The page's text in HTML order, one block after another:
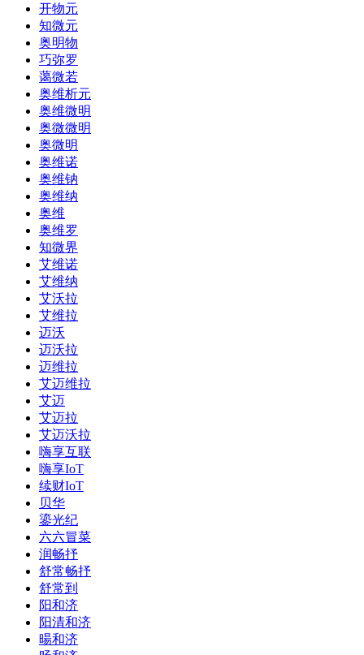
开物元
知微元
奥明物
巧弥罗
蔼微若
奥维析元
奥维微明
奥微微明
奥微明
奥维诺
奥维钠
奥维纳
奥维
奥维罗
知微界
艾维诺
艾维纳
艾沃拉
艾维拉
迈沃
迈沃拉
迈维拉
艾迈维拉
艾迈
艾迈拉
艾迈沃拉
嗨享互联
嗨享IoT
续财IoT
贝华
鎏光纪
六六冒菜
润畅抒
舒常畅抒
舒常到
阳和济
阳清和济
暘和济